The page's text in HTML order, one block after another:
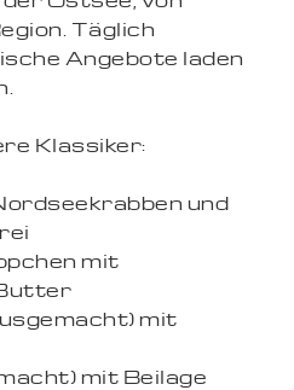
Täglich
Angebote laden
Klassiker:
und
mit
mit
mit Beilage